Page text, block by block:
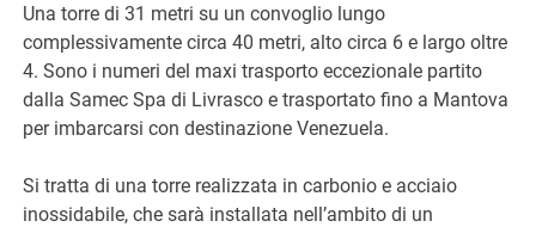
Una torre di 31 metri su un convoglio lungo
complessivamente circa 40 metri, alto circa 6 e largo oltre
4. Sono i numeri del maxi trasporto eccezionale partito
dalla Samec Spa di Livrasco e trasportato fino a Mantova
per imbarcarsi con destinazione Venezuela.
Si tratta di una torre realizzata in carbonio e acciaio
inossidabile, che sarà installata nell’ambito di un